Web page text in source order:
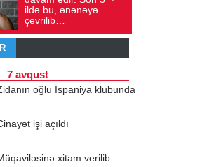
7 avqust
oğlu İspaniya klubunda
işi açıldı
xitam verilib